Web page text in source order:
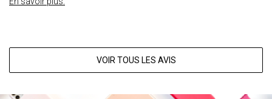
VOIR TOUS LES AVIS